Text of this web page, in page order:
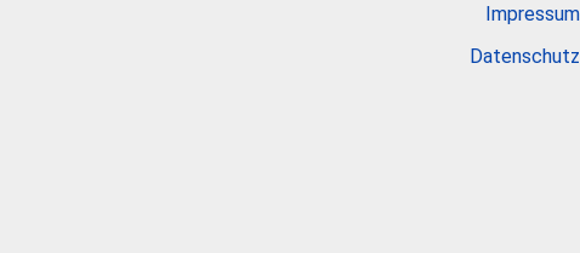
Impressum
Datenschutz